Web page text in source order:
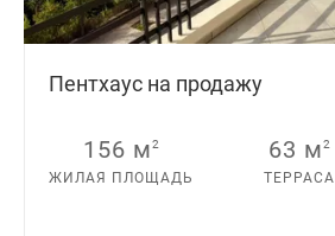
Пентхаус на продажу
156 м2
ЖИЛАЯ ПЛОЩАДЬ
63 м2
ТЕРРАСА